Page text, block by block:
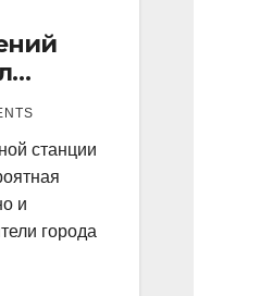
с
станции
и
города